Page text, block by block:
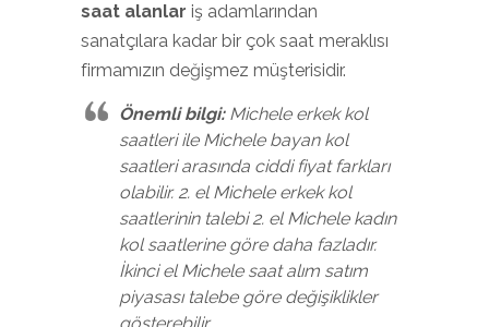
saat alanlar iş adamlarından
sanatçılara kadar bir çok saat meraklısı
firmamızın değişmez müşterisidir.
Önemli bilgi:Michele erkek kol
saatleri ile Michele bayan kol
saatleri arasında ciddi fiyat farkları
olabilir. 2. el Michele erkek kol
saatlerinin talebi 2. el Michele kadın
kol saatlerine göre daha fazladır.
İkinci el Michele saat alım satım
piyasası talebe göre değişiklikler